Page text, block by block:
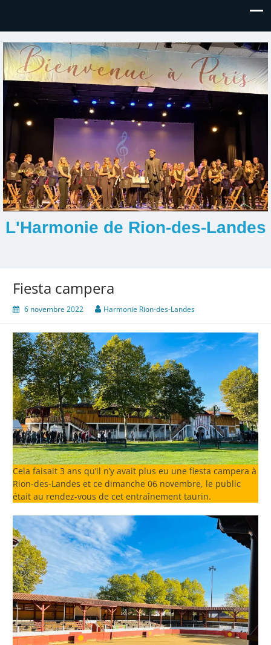
L'Harmonie de Rion-des-Landes
Fiesta campera
6 novembre 2022 Harmonie Rion-des-Landes
Cela faisait 3 ans qu’il n’y avait plus eu une fiesta campera à
Rion-des-Landes et ce dimanche 06 novembre, le public
était au rendez-vous de cet entraînement taurin.